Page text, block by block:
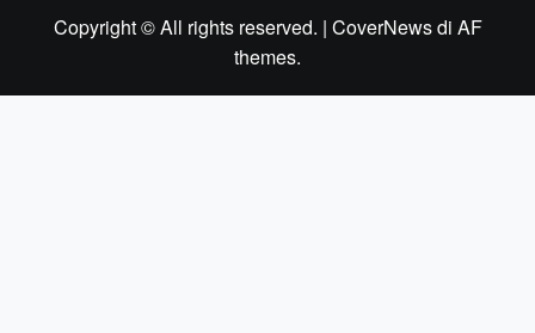
Copyright © All rights reserved. | CoverNewsdi AF
themes.